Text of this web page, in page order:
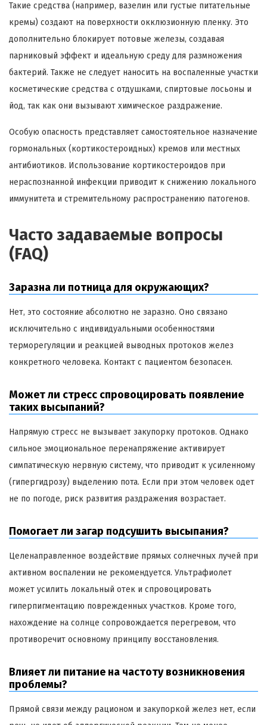
Такие средства (например, вазелин или густые питательные
кремы) создают на поверхности окклюзионную пленку. Это
дополнительно блокирует потовые железы, создавая
парниковый эффект и идеальную среду для размножения
бактерий. Также не следует наносить на воспаленные участки
косметические средства с отдушками, спиртовые лосьоны и
йод, так как они вызывают химическое раздражение.
Особую опасность представляет самостоятельное назначение
гормональных (кортикостероидных) кремов или местных
антибиотиков. Использование кортикостероидов при
нераспознанной инфекции приводит к снижению локального
иммунитета и стремительному распространению патогенов.
Часто задаваемые вопросы
(FAQ)
Заразна ли потница для окружающих?
Нет, это состояние абсолютно не заразно. Оно связано
исключительно с индивидуальными особенностями
терморегуляции и реакцией выводных протоков желез
конкретного человека. Контакт с пациентом безопасен.
Может ли стресс спровоцировать появление
таких высыпаний?
Напрямую стресс не вызывает закупорку протоков. Однако
сильное эмоциональное перенапряжение активирует
симпатическую нервную систему, что приводит к усиленному
(гипергидрозу) выделению пота. Если при этом человек одет
не по погоде, риск развития раздражения возрастает.
Помогает ли загар подсушить высыпания?
Целенаправленное воздействие прямых солнечных лучей при
активном воспалении не рекомендуется. Ультрафиолет
может усилить локальный отек и спровоцировать
гиперпигментацию поврежденных участков. Кроме того,
нахождение на солнце сопровождается перегревом, что
противоречит основному принципу восстановления.
Влияет ли питание на частоту возникновения
проблемы?
Прямой связи между рационом и закупоркой желез нет, если